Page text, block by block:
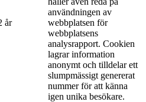
år
användningen av
webbplatsen för
webbplatsens
analysrapport. Cookien
lagrar information
anonymt och tilldelar ett
slumpmässigt genererat
nummer för att känna
igen unika besökare.